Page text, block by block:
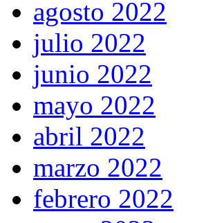
agosto 2022
julio 2022
junio 2022
mayo 2022
abril 2022
marzo 2022
febrero 2022